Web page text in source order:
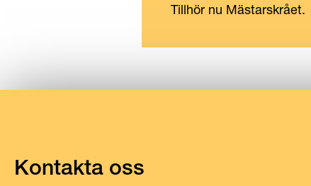
Tillhör nu Mästarskrået.
Kontakta oss